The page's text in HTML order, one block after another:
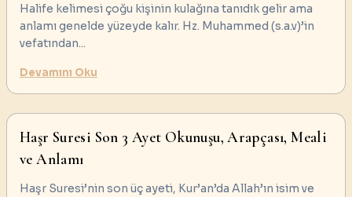
Halife kelimesi çoğu kişinin kulağına tanıdık gelir ama
anlamı genelde yüzeyde kalır. Hz. Muhammed (s.a.v)’in
vefatından...
Devamını Oku
Haşr Suresi Son 3 Ayet Okunuşu, Arapçası, Meali
ve Anlamı
Haşr Suresi’nin son üç ayeti, Kur’an’da Allah’ın isim ve